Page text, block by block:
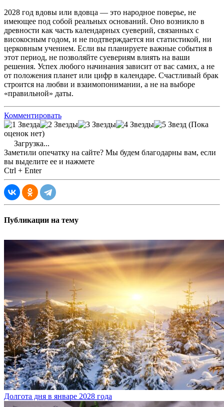
2028 год вдовы или вдовца — это народное поверье, не
имеющее под собой реальных оснований. Оно возникло в
древности как часть календарных суеверий, связанных с
високосным годом, и не подтверждается ни статистикой, ни
церковным учением. Если вы планируете важные события в
этот период, не позволяйте суевериям влиять на ваши
решения. Успех любого начинания зависит от вас самих, а не
от положения планет или цифр в календаре. Счастливый брак
строится на любви и взаимопонимании, а не на выборе
«правильной» даты.
Комментировать
(Пока
оценок нет)
Загрузка...
Заметили опечатку на сайте? Мы будем благодарны вам, если
вы выделите ее и нажмете
Ctrl + Enter
Публикации на тему
Долгота дня в январе 2028 года